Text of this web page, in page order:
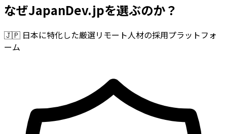
なぜJapanDev.jpを選ぶのか？
🇯🇵 日本に特化した厳選リモート人材の採用プラットフォ
ーム